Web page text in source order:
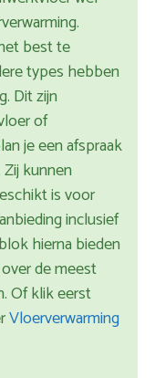
best te
types hebben
Dit zijn
of
je een afspraak
kunnen
is voor
inclusief
hierna bieden
de meest
Of klik eerst
Vloerverwarming